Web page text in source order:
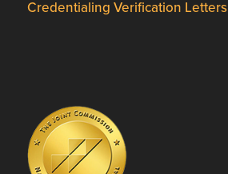
Credentialing Verification Letters